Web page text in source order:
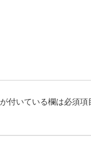
が付いている欄は必須項